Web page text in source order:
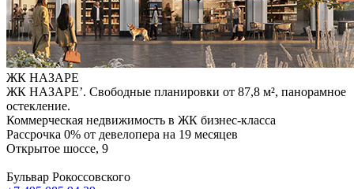
ЖК НАЗАРЕ
ЖК НАЗАРЕ’. Свободные планировки от 87,8 м², панорамное
остекление.
Коммерческая недвижимость в ЖК бизнес-класса
Рассрочка 0% от девелопера на 19 месяцев
Открытое шоссе, 9
Бульвар Рокоссовского